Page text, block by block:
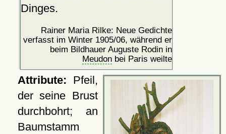
Dinges.
Rainer Maria Rilke: Neue Gedichte
verfasst im Winter 1905/06, während er
beim Bildhauer Auguste Rodin in
Meudonbei Paris weilte
Attribute: Pfeil,
der seine Brust
durchbohrt; an
Baumstamm